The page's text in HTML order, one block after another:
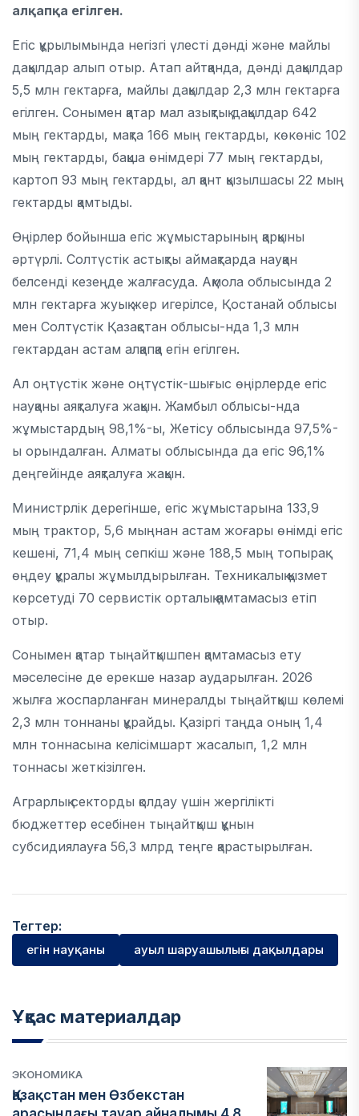
алқапқа егілген.
Егіс құрылымында негізгі үлесті дәнді және майлы
дақылдар алып отыр. Атап айтқанда, дәнді дақылдар
5,5 млн гектарға, майлы дақылдар 2,3 млн гектарға
егілген. Сонымен қатар мал азықтық дақылдар 642
мың гектарды, мақта 166 мың гектарды, көкөніс 102
мың гектарды, бақша өнімдері 77 мың гектарды,
картоп 93 мың гектарды, ал қант қызылшасы 22 мың
гектарды қамтыды.
Өңірлер бойынша егіс жұмыстарының қарқыны
әртүрлі. Солтүстік астықты аймақтарда науқан
белсенді кезеңде жалғасуда. Ақмола облысында 2
млн гектарға жуық жер игерілсе, Қостанай облысы
мен Солтүстік Қазақстан облысы-нда 1,3 млн
гектардан астам алқапқа егін егілген.
Ал оңтүстік және оңтүстік-шығыс өңірлерде егіс
науқаны аяқталуға жақын. Жамбыл облысы-нда
жұмыстардың 98,1%-ы, Жетісу облысында 97,5%-
ы орындалған. Алматы облысында да егіс 96,1%
деңгейінде аяқталуға жақын.
Министрлік дерегінше, егіс жұмыстарына 133,9
мың трактор, 5,6 мыңнан астам жоғары өнімді егіс
кешені, 71,4 мың сепкіш және 188,5 мың топырақ
өңдеу құралы жұмылдырылған. Техникалық қызмет
көрсетуді 70 сервистік орталық қамтамасыз етіп
отыр.
Сонымен қатар тыңайтқышпен қамтамасыз ету
мәселесіне де ерекше назар аударылған. 2026
жылға жоспарланған минералды тыңайтқыш көлемі
2,3 млн тоннаны құрайды. Қазіргі таңда оның 1,4
млн тоннасына келісімшарт жасалып, 1,2 млн
тоннасы жеткізілген.
Аграрлық секторды қолдау үшін жергілікті
бюджеттер есебінен тыңайтқыш құнын
субсидиялауға 56,3 млрд теңге қарастырылған.
Тегтер:
егін науқаны ауыл шаруашылығы дақылдары
Ұқсас материалдар
ЭКОНОМИКА
Қазақстан мен Өзбекстан